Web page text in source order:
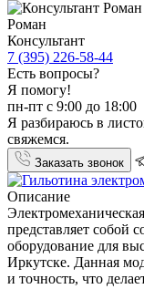
Роман
Консультант
7 (395) 226-58-44
Есть вопросы?
Я помогу!
пн-пт с 9:00 до 18:00
Я разбираюсь в
свяжемся.
Заказать звонок
Описание
представляет собой
оборудование для
Иркутске. Данная
и точность, что